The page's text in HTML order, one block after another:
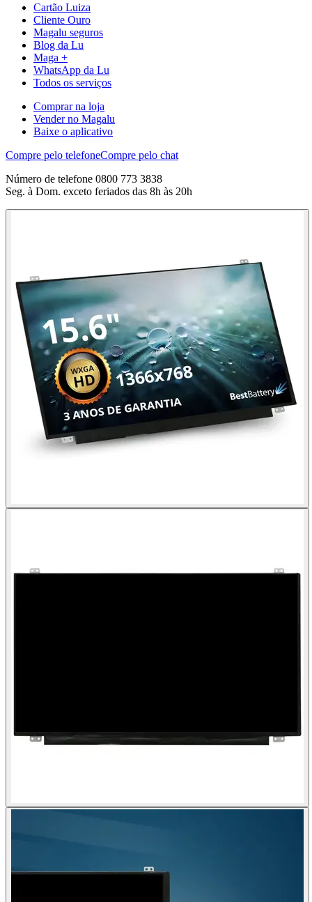
Cartão Luiza
Cliente Ouro
Magalu seguros
Blog da Lu
Maga +
WhatsApp da Lu
Todos os serviços
Comprar na loja
Vender no Magalu
Baixe o aplicativo
Compre pelo telefoneCompre pelo chat
Número de telefone 0800 773 3838
Seg. à Dom. exceto feriados das 8h às 20h